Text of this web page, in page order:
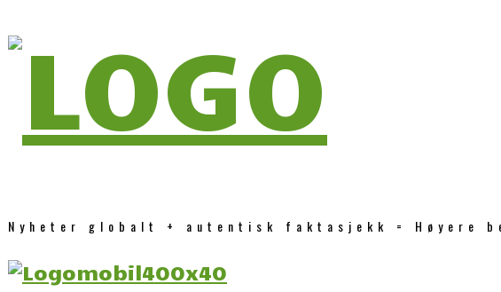
Nyheter globalt + autentisk faktasjekk = Høyere